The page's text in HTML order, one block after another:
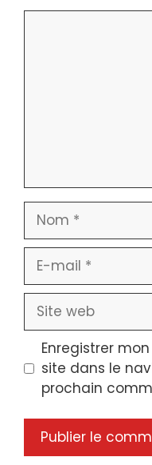
Nom
mail
Site
web
Enregistrer
site dans le
prochain